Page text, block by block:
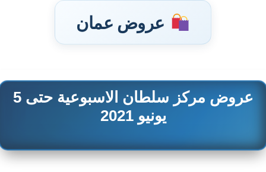
عروض عمان
تخطى
عروض مركز سلطان الاسبوعية حتى 5
يونيو 2021